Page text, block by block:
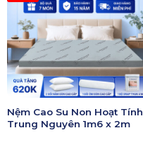
Nệm Cao Su Non Hoạt Tính
Trung Nguyên 1m6 x 2m